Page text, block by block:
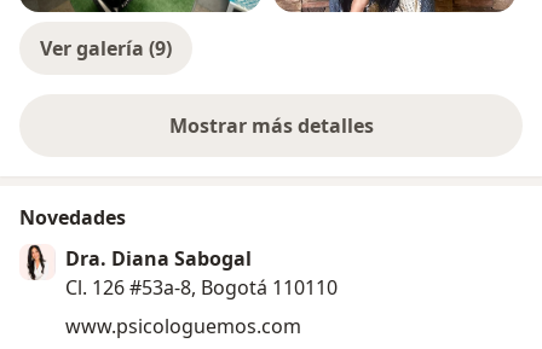
Ver galería (9)
Mostrar más detalles
sobre la experiencia
Novedades
Dra. Diana Sabogal
Cl. 126 #53a-8, Bogotá 110110
www.psicologuemos.com